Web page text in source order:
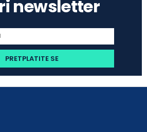
newsletter